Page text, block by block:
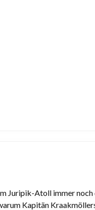
Atoll immer noch
Kapitän